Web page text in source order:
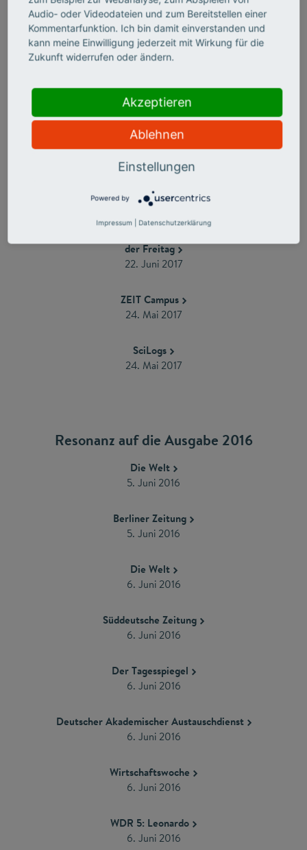
16. Oktober 2017
DER SPIEGEL
25. September 2017 ($)
ARD-Mediathek
21. August 2017 (Video ab Minute 40)
neues deutschland
7. August 2017
Tagesspiegel
der Freitag
22. Juni 2017
ZEIT Campus
24. Mai 2017
SciLogs
24. Mai 2017
Resonanz auf die Ausgabe 2016
Die Welt
5. Juni 2016
Berliner Zeitung
5. Juni 2016
Die Welt
6. Juni 2016
Süddeutsche Zeitung
​6. Juni 2016
Der Tagesspiegel
​6. Juni 2016
Deutscher Akademischer Austauschdienst
​6. Juni 2016
Wirtschaftswoche
​6. Juni 2016
WDR 5: Leonardo
6. Juni 2016
Audio- oder Videodateien und zum Bereitstellen einer
Kommentarfunktion. Ich bin damit einverstanden und
kann meine Einwilligung jederzeit mit Wirkung für die
Zukunft widerrufen oder ändern.
Akzeptieren
Ablehnen
Einstellungen
Powered by
Impressum Datenschutzerklärung